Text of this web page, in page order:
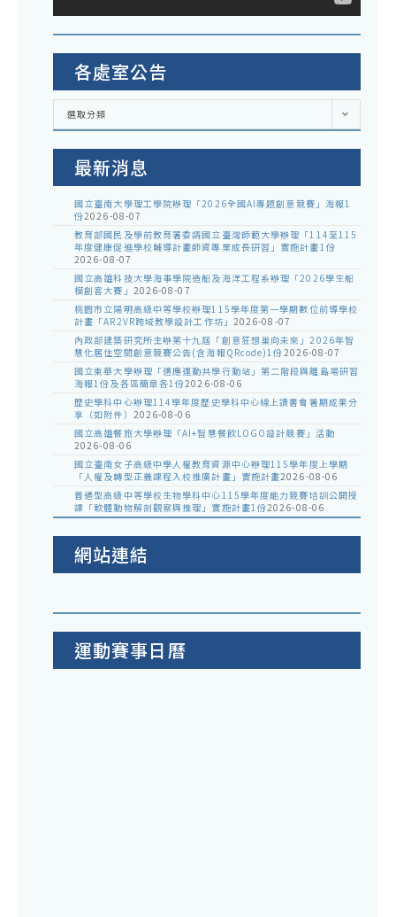
各處室公告
各
室
選取分類
最新消息
國立臺南大學理工學院辦理「2026全國AI專題創意競賽」海報1
份2026-08-07
教育部國民及學前教育署委請國立臺灣師範大學辦理「114至115
年度健康促進學校輔導計畫師資專業成長研習」實施計畫1份
2026-08-07
國立高雄科技大學海事學院造船及海洋工程系辦理「2026學生船
模創客大賽」 2026-08-07
桃園市立陽明高級中等學校辦理115學年度第一學期數位前導學校
計畫「AR2VR跨域教學設計工作坊」 2026-08-07
內政部建築研究所主辦第十九屆「創意狂想巢向未來」2026年智
慧化居住空間創意競賽公告(含海報QRcode)1份2026-08-07
國立東華大學辦理「適應運動共學行動站」第二階段與離島場研習
海報1份及各區簡章各1份2026-08-06
歷史學科中心辦理114學年度歷史學科中心線上讀書會暑期成果分
享（如附件） 2026-08-06
國立高雄餐旅大學辦理「AI+智慧餐飲LOGO設計競賽」活動
2026-08-06
國立臺南女子高級中學人權教育資源中心辦理115學年度上學期
「人權及轉型正義課程入校推廣計畫」實施計畫2026-08-06
普通型高級中等學校生物學科中心115學年度能力競賽培訓公開授
課「軟體動物解剖觀察與推理」實施計畫1份2026-08-06
網站連結
運動賽事日曆